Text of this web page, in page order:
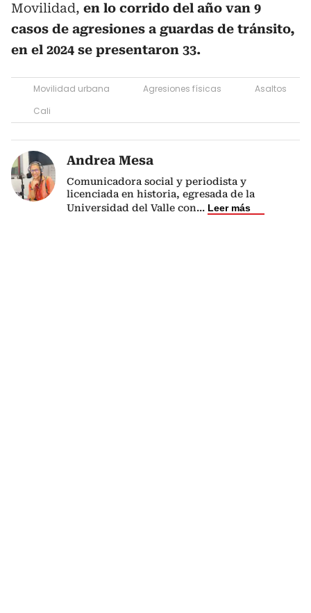
Movilidad, en lo corrido del año van 9
casos de agresiones a guardas de tránsito,
en el 2024 se presentaron 33.
Movilidad urbana Agresiones físicas
Asaltos
Cali
Andrea Mesa
Comunicadora social y periodista y
licenciada en historia, egresada de la
Universidad del Valle con... Leer más